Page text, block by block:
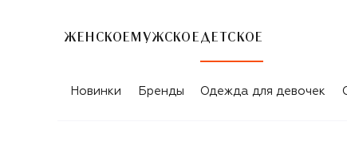
ЖЕНСКОЕ МУЖСКОЕ ДЕТСКОЕ
Новинки Бренды Одежда для девочек